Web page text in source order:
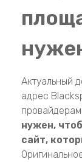
Актуальный
адрес
нужен,
сайт,